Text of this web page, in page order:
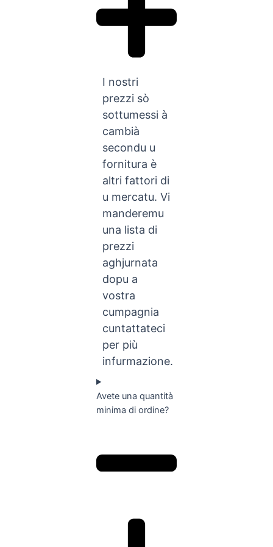
I nostri
prezzi sò
sottumessi à
cambià
secondu u
fornitura è
altri fattori di
u mercatu. Vi
manderemu
una lista di
prezzi
aghjurnata
dopu a
vostra
cumpagnia
cuntattateci
per più
infurmazione.
Avete una quantità
minima di ordine?